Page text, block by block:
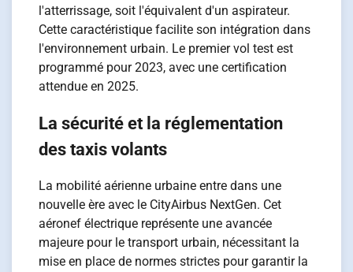
l'atterrissage, soit l'équivalent d'un aspirateur.
Cette caractéristique facilite son intégration dans
l'environnement urbain. Le premier vol test est
programmé pour 2023, avec une certification
attendue en 2025.
La sécurité et la réglementation
des taxis volants
La mobilité aérienne urbaine entre dans une
nouvelle ère avec le CityAirbus NextGen. Cet
aéronef électrique représente une avancée
majeure pour le transport urbain, nécessitant la
mise en place de normes strictes pour garantir la